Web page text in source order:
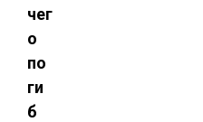
чег
о
по
ги
б